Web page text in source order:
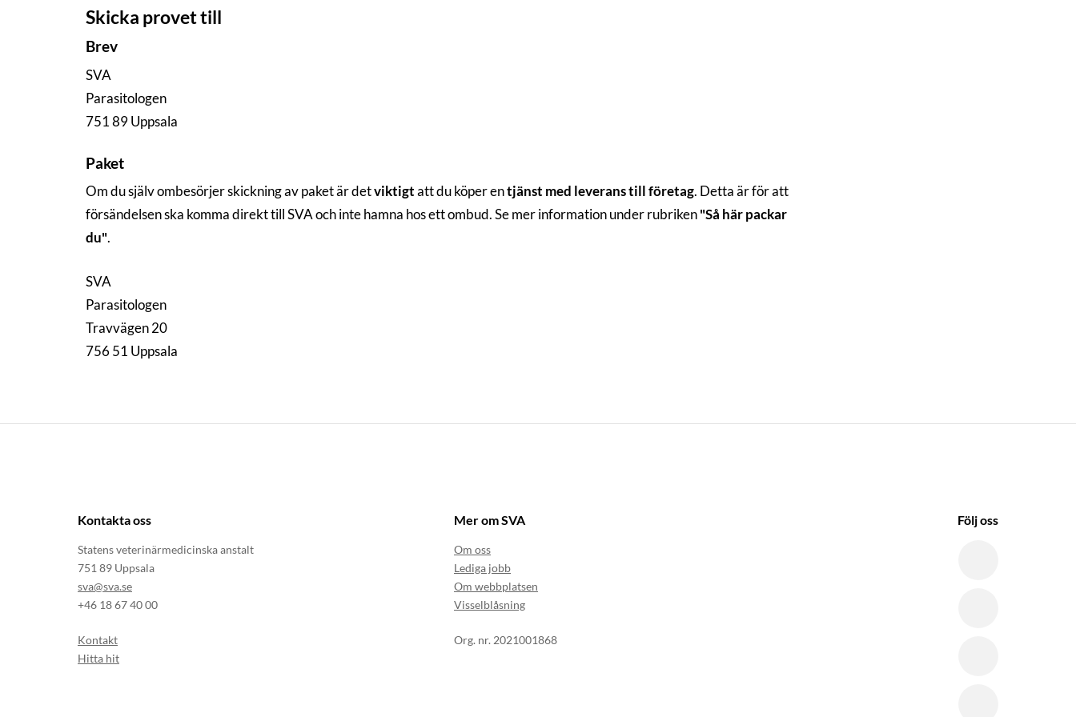
Skicka provet till
Brev
SVA
Parasitologen
751 89 Uppsala
Paket
Om du själv ombesörjer skickning av paket är detviktigtatt du köper entjänst med leverans till företag. Detta är för att
försändelsen ska komma direkt till SVA och inte hamna hos ett ombud. Se mer information under rubriken"Så här packar
du".
SVA
Parasitologen
Travvägen 20
756 51 Uppsala
Kontakta oss
Statens veterinärmedicinska anstalt
751 89 Uppsala
sva@sva.se
+46 18 67 40 00
Kontakt
Hitta hit
Mer om SVA
Om oss
Lediga jobb
Om webbplatsen
Visselblåsning
Org. nr. 2021001868
Följ oss